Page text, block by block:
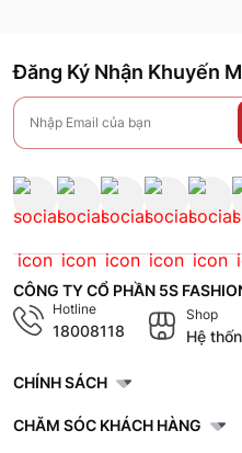
Đăng Ký Nhận Khuyến
CÔNG TY CỔ PHẦN 5S
Hotline
18008118
Shop
Hệ
CHÍNH SÁCH
CHĂM SÓC KHÁCH HÀNG